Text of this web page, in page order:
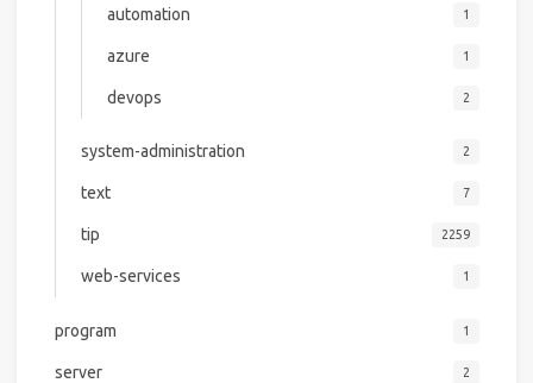
automation 1
azure 1
devops 2
system-administration 2
text 7
tip 2259
web-services 1
program 1
server 2